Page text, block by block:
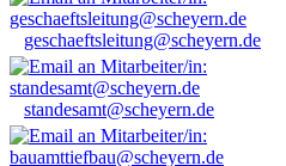
geschaeftsleitung@scheyern.de
standesamt@scheyern.de